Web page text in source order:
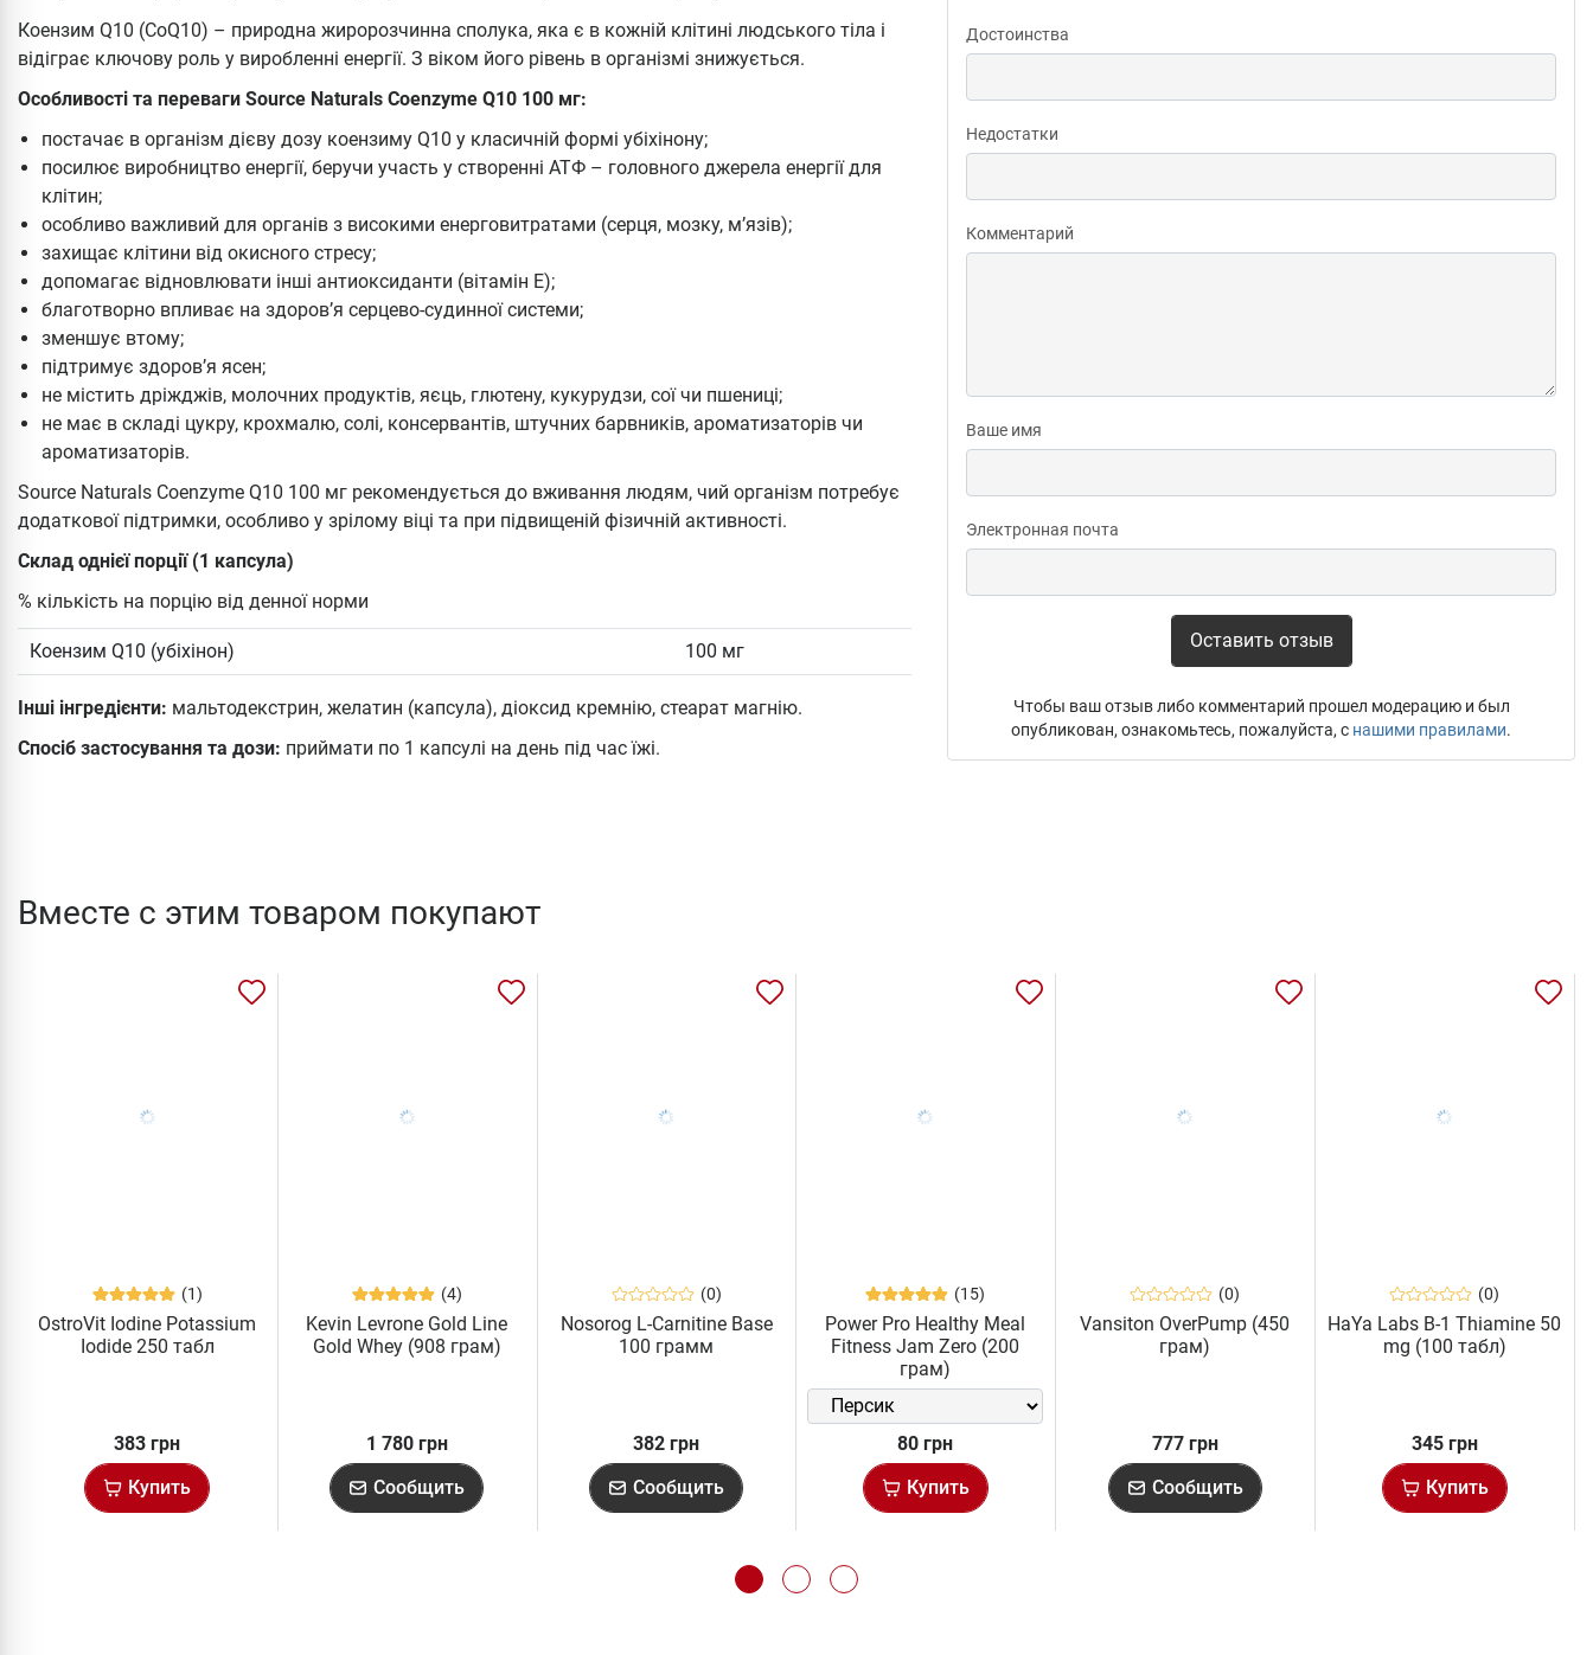
Коензим Q10 (CoQ10) – природна жиророзчинна сполука, яка є в кожній клітині людського тіла і
відіграє ключову роль у виробленні енергії. З віком його рівень в організмі знижується.
Особливості та переваги Source Naturals Coenzyme Q10 100 мг:
постачає в організм дієву дозу коензиму Q10 у класичній формі убіхінону;
посилює виробництво енергії, беручи участь у створенні АТФ – головного джерела енергії для
клітин;
особливо важливий для органів з високими енерговитратами (серця, мозку, м’язів);
захищає клітини від окисного стресу;
допомагає відновлювати інші антиоксиданти (вітамін E);
благотворно впливає на здоров’я серцево-судинної системи;
зменшує втому;
підтримує здоров’я ясен;
не містить дріжджів, молочних продуктів, яєць, глютену, кукурудзи, сої чи пшениці;
не має в складі цукру, крохмалю, солі, консервантів, штучних барвників, ароматизаторів чи
ароматизаторів.
Source Naturals Coenzyme Q10 100 мг рекомендується до вживання людям, чий організм потребує
додаткової підтримки, особливо у зрілому віці та при підвищеній фізичній активності.
Склад однієї порції (1 капсула)
% кількість на порцію від денної норми
Коензим Q10 (убіхінон) 100 мг
Інші інгредієнти: мальтодекстрин, желатин (капсула), діоксид кремнію, стеарат магнію.
Спосіб застосування та дози: приймати по 1 капсулі на день під час їжі.
Достоинства
Недостатки
Комментарий
Ваше имя
Электронная почта
Оставить отзыв
Чтобы ваш отзыв либо комментарий прошел модерацию и был
опубликован, ознакомьтесь, пожалуйста, с нашими правилами.
Вместе с этим товаром покупают
(1)
OstroVit Iodine Potassium
Iodide 250 табл
383 грн
Купить
(4)
Kevin Levrone Gold Line
Gold Whey (908 грам)
1 780 грн
Сообщить
(0)
Nosorog L-Carnitine Base
100 грамм
382 грн
Сообщить
(15)
Power Pro Healthy Meal
Fitness Jam Zero (200
грам)
80 грн
Купить
(0)
Vansiton OverPump (450
грам)
777 грн
Сообщить
(0)
HaYa Labs B-1 Thiamine 50
mg (100 табл)
345 грн
Купить